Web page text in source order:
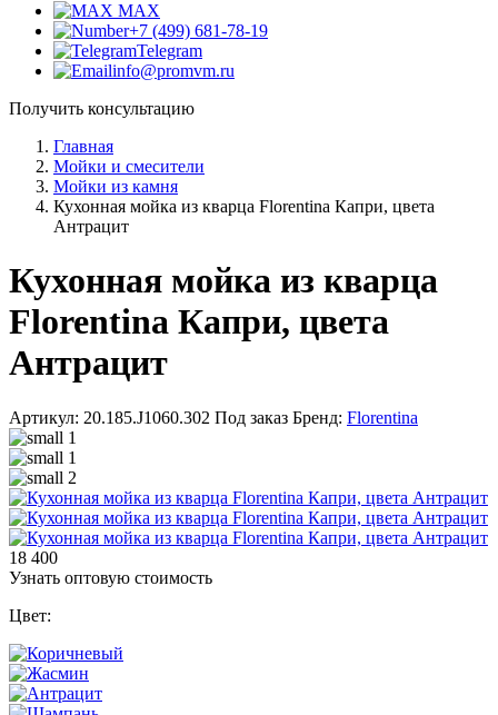
MAX
+7 (499) 681-78-19
Telegram
info@promvm.ru
Получить консультацию
Главная
Мойки и смесители
Мойки из камня
Кухонная мойка из кварца Florentina Капри, цвета
Антрацит
Кухонная мойка из кварца
Florentina Капри, цвета
Антрацит
Артикул: 20.185.J1060.302 Под заказ Бренд: Florentina
18 400
Узнать оптовую стоимость
Цвет: